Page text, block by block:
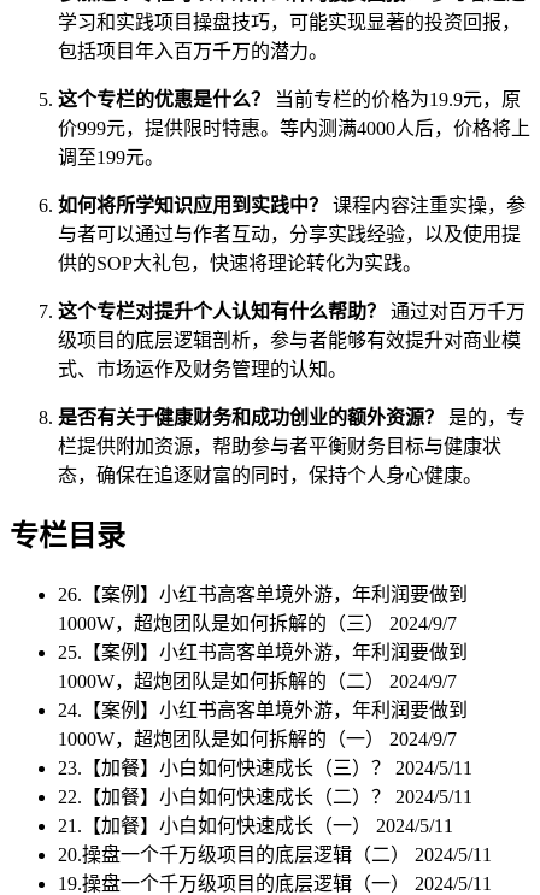
学习和实践项目操盘技巧，可能实现显著的投资回报，
包括项目年入百万千万的潜力。
这个专栏的优惠是什么？
当前专栏的价格为19.9元，原
价999元，提供限时特惠。等内测满4000人后，价格将上
调至199元。
如何将所学知识应用到实践中？
课程内容注重实操，参
与者可以通过与作者互动，分享实践经验，以及使用提
供的SOP大礼包，快速将理论转化为实践。
这个专栏对提升个人认知有什么帮助？
通过对百万千万
级项目的底层逻辑剖析，参与者能够有效提升对商业模
式、市场运作及财务管理的认知。
是否有关于健康财务和成功创业的额外资源？
是的，专
栏提供附加资源，帮助参与者平衡财务目标与健康状
态，确保在追逐财富的同时，保持个人身心健康。
专栏目录
26.【案例】小红书高客单境外游，年利润要做到
1000W，超炮团队是如何拆解的（三） 2024/9/7
25.【案例】小红书高客单境外游，年利润要做到
1000W，超炮团队是如何拆解的（二） 2024/9/7
24.【案例】小红书高客单境外游，年利润要做到
1000W，超炮团队是如何拆解的（一） 2024/9/7
23.【加餐】小白如何快速成长（三）？ 2024/5/11
22.【加餐】小白如何快速成长（二）？ 2024/5/11
21.【加餐】小白如何快速成长（一） 2024/5/11
20.操盘一个千万级项目的底层逻辑（二） 2024/5/11
19.操盘一个千万级项目的底层逻辑（一） 2024/5/11